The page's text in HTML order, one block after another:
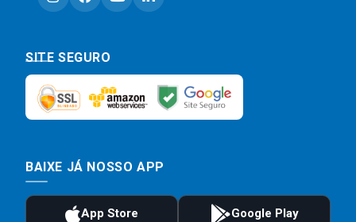
SITE SEGURO
BAIXE JÁ NOSSO APP